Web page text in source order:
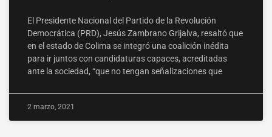
El Presidente Nacional del Partido de la Revolución
Democrática (PRD), Jesús Zambrano Grijalva, resaltó que
en el estado de Colima se integró una coalición inédita
para ir juntos con candidaturas capaces, acreditadas
ante la sociedad, “que no tengan señalizaciones que
2 marzo, 2021